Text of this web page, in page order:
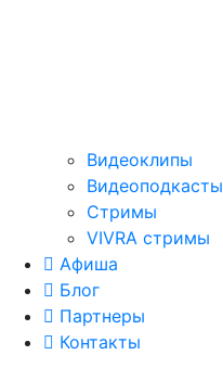
Видеоклипы
Видеоподкасты
Стримы
VIVRA стримы
Афиша
Блог
Партнеры
Контакты